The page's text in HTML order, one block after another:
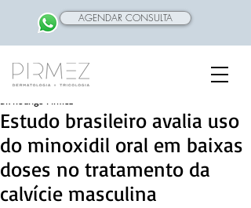
AGENDAR CONSULTA
Estudo brasileiro avalia uso
do minoxidil oral em baixas
doses no tratamento da
calvície masculina
Dr. Rodrigo Pirmez